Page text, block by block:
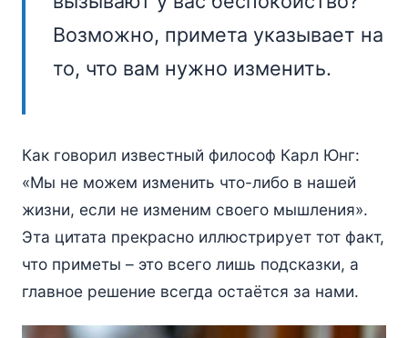
Возможно, примета указывает на
то, что вам нужно изменить.
Как говорил известный философ Карл Юнг:
«Мы не можем изменить что-либо в нашей
жизни, если не изменим своего мышления».
Эта цитата прекрасно иллюстрирует тот факт,
что приметы – это всего лишь подсказки, а
главное решение всегда остаётся за нами.